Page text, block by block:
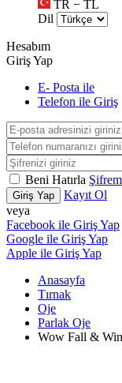
TR − TL
Dil
Hesabım
Giriş Yap
E- Posta ile
Telefon ile Giriş
Beni Hatırla
Giriş Yap
Kayıt Ol
veya
Facebook ile Giriş Yap
Google ile Giriş Yap
Apple ile Giriş Yap
Anasayfa
Tırnak
Oje
Parlak Oje
Wow Fall &